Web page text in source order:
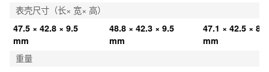
表壳尺寸（长× 宽× 高）
47.5 × 42.8 × 9.5
mm
48.8 × 42.3 × 9.5
mm
47.1 × 42.5 ×
mm
重量